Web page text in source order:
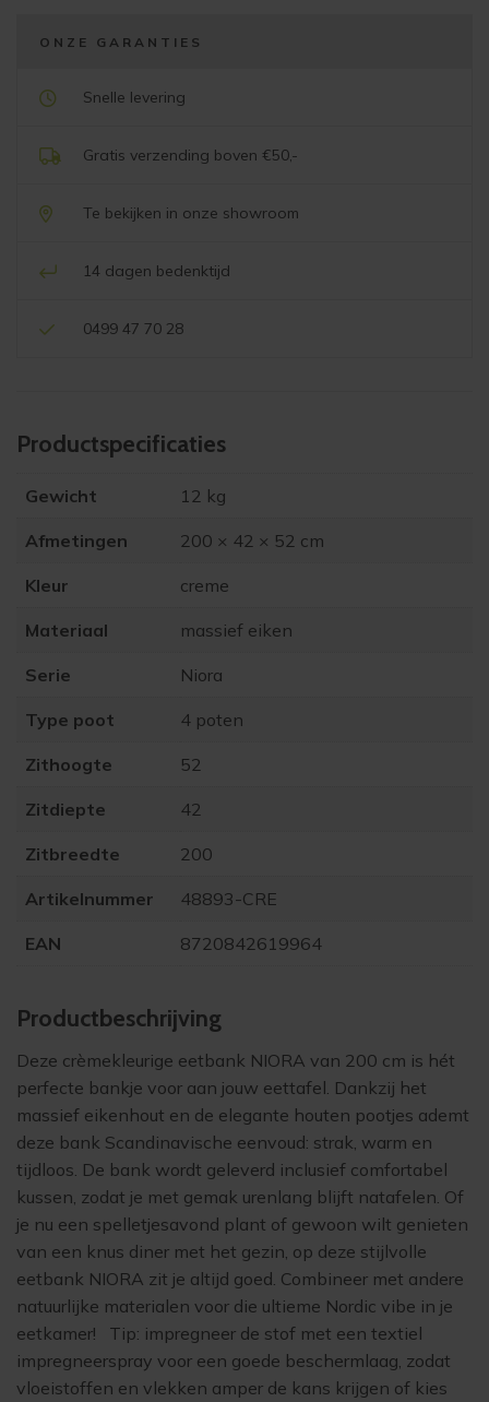
ONZE GARANTIES
Snelle levering
Gratis verzending boven €50,-
Te bekijken in onze showroom
14 dagen bedenktijd
0499 47 70 28
Product­specificaties
Gewicht 12 kg
Afmetingen 200 × 42 × 52 cm
Kleur creme
Materiaal massief eiken
Serie Niora
Type poot 4 poten
Zithoogte 52
Zitdiepte 42
Zitbreedte 200
Artikelnummer 48893-CRE
EAN 8720842619964
Product­beschrijving
Deze crèmekleurige eetbank NIORA van 200 cm is hét
perfecte bankje voor aan jouw eettafel. Dankzij het
massief eikenhout en de elegante houten pootjes ademt
deze bank Scandinavische eenvoud: strak, warm en
tijdloos. De bank wordt geleverd inclusief comfortabel
kussen, zodat je met gemak urenlang blijft natafelen. Of
je nu een spelletjesavond plant of gewoon wilt genieten
van een knus diner met het gezin, op deze stijlvolle
eetbank NIORA zit je altijd goed. Combineer met andere
natuurlijke materialen voor die ultieme Nordic vibe in je
eetkamer! Tip: impregneer de stof met een textiel
impregneerspray voor een goede beschermlaag, zodat
vloeistoffen en vlekken amper de kans krijgen of kies